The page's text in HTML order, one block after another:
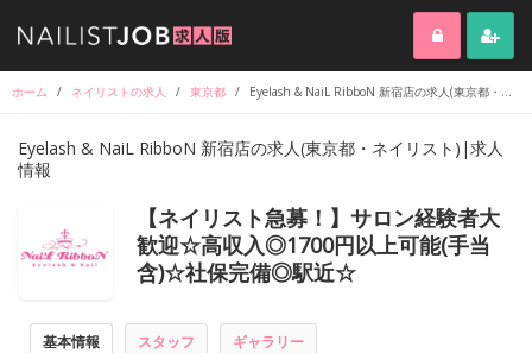
ホーム / ネイリストの求人 / 東京都 / Eyelash & NaiL RibboN 新宿店の求人(東京都・ネイリスト)|求人情報
Eyelash & NaiL RibboN 新宿店の求人(東京都・ネイリスト)|求人
情報
【ネイリスト急募！】サロン経験者大
歓迎☆高収入◎1700円以上可能(手当
含)☆社保完備◎駅近☆
基本情報 スタッフ ギャラリー